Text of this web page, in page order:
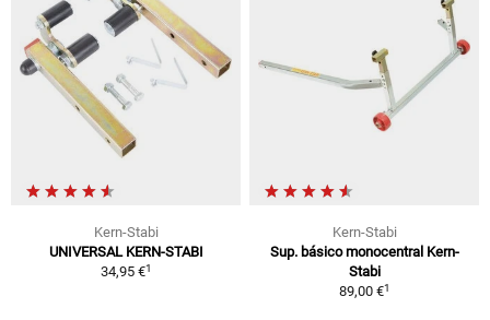
Kern-Stabi
UNIVERSAL KERN-STABI
34,95 €1
Kern-Stabi
Sup. básico monocentral Kern-
Stabi
89,00 €1